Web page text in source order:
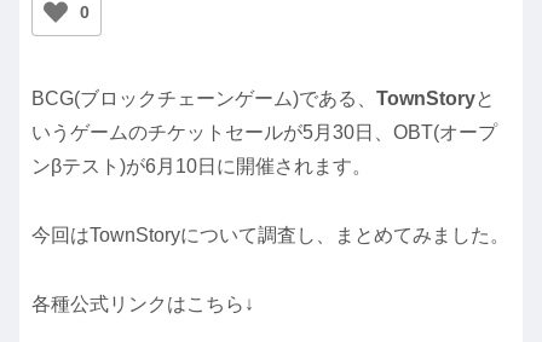
0
BCG(ブロックチェーンゲーム)である、 TownStoryと
いうゲームのチケットセールが5月30日、OBT(オープ
ンβテスト)が6月10日に開催されます。
今回はTownStoryについて調査し、まとめてみました。
各種公式リンクはこちら↓